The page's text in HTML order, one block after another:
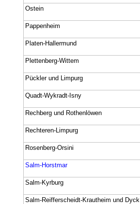
Ostein
Pappenheim
Platen-Hallermund
Plettenberg-Wittem
Pückler und Limpurg
Quadt-Wykradt-Isny
Rechberg und Rothenlöwen
Rechteren-Limpurg
Rosenberg-Orsini
Salm-Horstmar
Salm-Kyrburg
Salm-Reifferscheidt-Krautheim und Dyck